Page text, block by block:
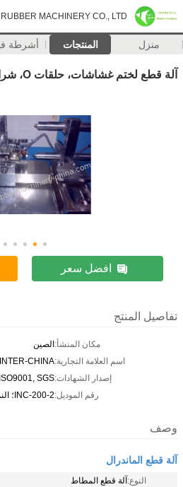
MACHINERY CO., LTD.
منزل المنتجات أشرطة
آلة قطع لختم غشاشات، حلقات O، شرائح (2014 صنعت)
افضل سعر
تفاصيل المنتج
مكان المنشأ:الصين
اسم العلامة التجارية:INTER-CHINA
إصدار الشهادات:SGS
رقم الموديل:INC-200-2؛ النموذج القياسي؛
وصف
آلة قطع الماندرال
النوع:آلة قطع المطاط